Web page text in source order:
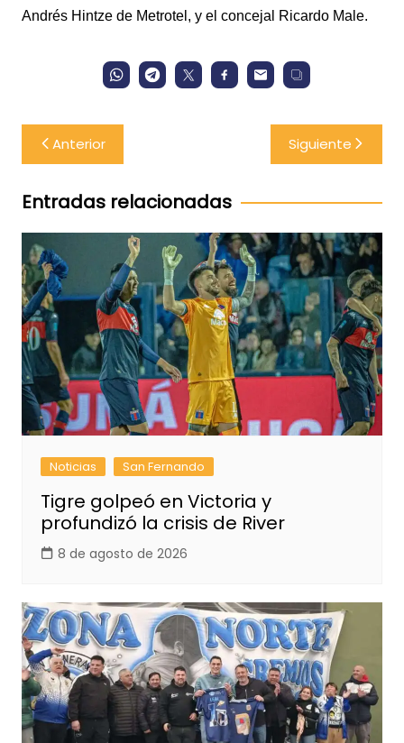
Andrés Hintze de Metrotel, y el concejal Ricardo Male.
Navegación
de
entradas
Anterior Siguiente
Entradas relacionadas
Noticias San Fernando
Tigre golpeó en Victoria y
profundizó la crisis de River
8 de agosto de 2026